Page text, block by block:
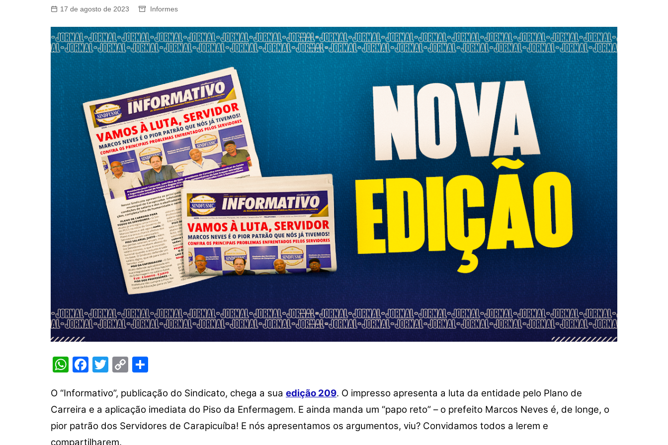
Linha de Crédito
Roupas e Moda
Material de Construção
Mafisa Turismo
Nivalmix
Odontologia
Ótica
Supermercado
17 de agosto de 2023 Informes
W
at
s
A
F
c
e
b
T
itt
er
C
p
y
Li
ar
e
O “Informativo”, publicação do Sindicato, chega a sua edição 209. O impresso apresenta a luta da entidade pelo Plano de
Carreira e a aplicação imediata do Piso da Enfermagem. E ainda manda um “papo reto” – o prefeito Marcos Neves é, de longe, o
pior patrão dos Servidores de Carapicuíba! E nós apresentamos os argumentos, viu? Convidamos todos a lerem e
compartilharem.